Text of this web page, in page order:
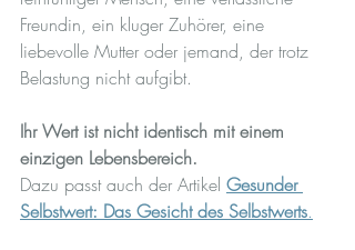
Freundin, ein kluger Zuhörer, eine
liebevolle Mutter oder jemand, der trotz
Belastung nicht aufgibt.
Ihr Wert ist nicht identisch mit einem
einzigen Lebensbereich.
Dazu passt auch der Artikel Gesunder
Selbstwert: Das Gesicht des Selbstwerts.